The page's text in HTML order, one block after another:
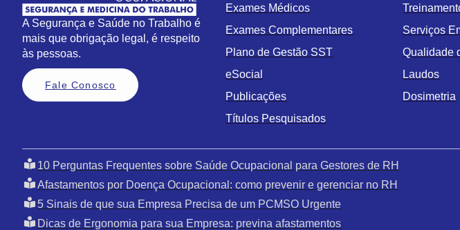
A Segurança e Saúde no Trabalho é
mais que obrigação legal, é respeito
às pessoas.
Fale Conosco
Exames Médicos
Exames Complementares
Plano de Gestão SST
eSocial
Publicações
Títulos Pesquisados
Serviços
Qualidade
Laudos
Dosimetria
10 Perguntas Frequentes sobre Saúde Ocupacional para Gestores de RH
Afastamentos por Doença Ocupacional: como prevenir e gerenciar no RH
5 Sinais de que sua Empresa Precisa de um PCMSO Urgente
Dicas de Ergonomia para sua Empresa: previna afastamentos